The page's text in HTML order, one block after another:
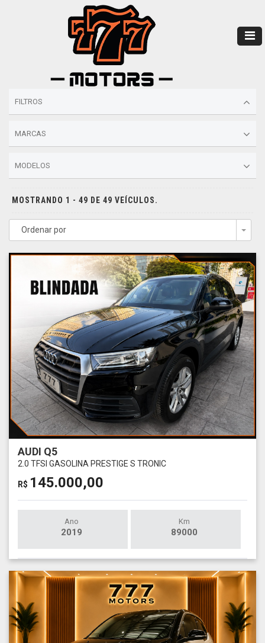
FILTROS
MARCAS
MODELOS
MOSTRANDO 1 - 49 DE 49 VEÍCULOS.
Ordenar por
AUDI Q5
2.0 TFSI GASOLINA PRESTIGE S TRONIC
R$ 145.000,00
Ano
2019
Km
89000